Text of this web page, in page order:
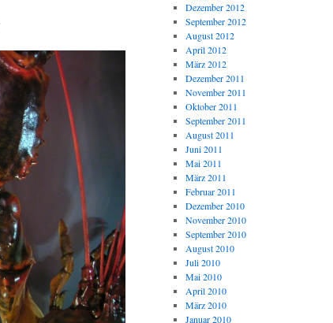
Dezember 2012
September 2012
August 2012
April 2012
März 2012
Dezember 2011
November 2011
Oktober 2011
September 2011
August 2011
Juni 2011
Mai 2011
März 2011
Februar 2011
Dezember 2010
November 2010
September 2010
August 2010
Juli 2010
Mai 2010
April 2010
März 2010
Januar 2010